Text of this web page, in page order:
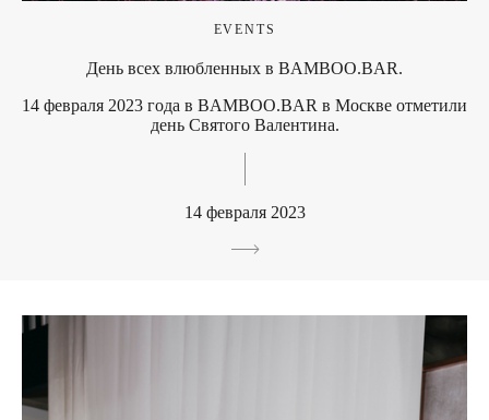
EVENTS
День всех влюбленных в BAMBOO.BAR.
14 февраля 2023 года в BAMBOO.BAR в Москве отметили
день Святого Валентина.
14 февраля 2023